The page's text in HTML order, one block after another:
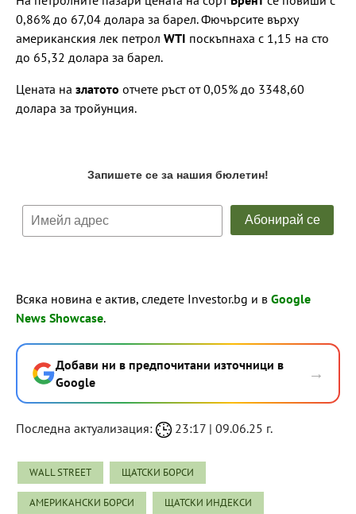
0,86% до 67,04 долара за барел. Фючърсите върху
американския лек петрол WTI поскъпнаха с 1,15 на сто
до 65,32 долара за барел.
Цената на златото отчете ръст от 0,05% до 3348,60
долара за тройунция.
Всяка новина е актив, следете Investor.bg и в Google
News Showcase.
Добави ни в предпочитани източници в
Google
→
Последна актуализация: 23:17 | 09.06.25 г.
WALL STREET ЩАТСКИ БОРСИ
АМЕРИКАНСКИ БОРСИ ЩАТСКИ ИНДЕКСИ